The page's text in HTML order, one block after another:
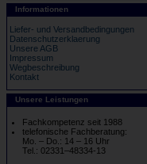
Informationen
Liefer- und Versandbedingungen
Datenschutzerklaerung
Unsere AGB
Impressum
Wegbeschreibung
Kontakt
Unsere Leistungen
Fachkompetenz seit 1988
telefonische Fachberatung:
Mo. – Do.: 14 – 16 Uhr
Tel.: 02331–48334-13